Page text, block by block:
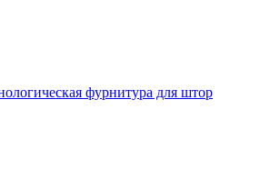
фурнитура для штор